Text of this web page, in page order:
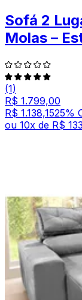
Sofá 2
Molas –
(1)
R$ 1.799,00
R$ 1.138,1525%
ou 10x de R$